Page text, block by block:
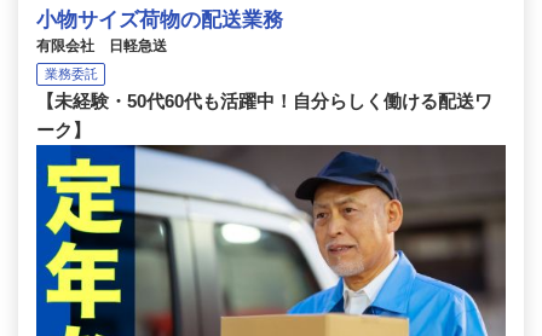
小物サイズ荷物の配送業務
有限会社 日軽急送
業務委託
【未経験・50代60代も活躍中！自分らしく働ける配送ワ
ーク】